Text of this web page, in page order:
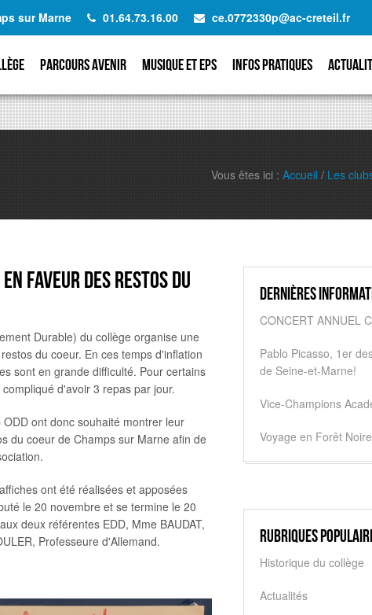
sur Marne 01.64.73.16.00 ce.0772330p@ac-creteil.fr
Parcours avenir Musique et EPS Infos pratiques
Vous êtes ici : Accueil / Les
FAVEUR DES RESTOS DU
Durable) du collège organise une
du coeur. En ces temps d'inflation
sont en grande difficulté. Pour certains
d'avoir 3 repas par jour.
ont donc souhaité montrer leur
du coeur de Champs sur Marne afin de
ont été réalisées et apposées
le 20 novembre et se termine le 20
deux référentes EDD, Mme BAUDAT,
Professeure d'Allemand.
Dernières
CONCERT ANNUEL
Pablo Picasso, 1er
de Seine-et-Marne!
Vice-Champions
Voyage en Forêt Noire
Rubriques
Historique du collège
Actualités